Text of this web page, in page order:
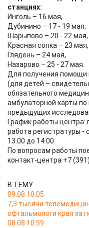
станциях:
Инголь – 16 мая,
Дубинино – 17 - 19 мая,
Шарыпово – 20 - 22 мая,
Красная сопка – 23 мая,
Глядень – 24 мая,
Назарово – 25 - 27 мая.
Для получения помощи
(для детей –
обязательного
амбулаторной карты
предыдущих
График работы центра:
работа регистратуры -
13.00 до 14.00
По вопросам работы
контакт-центра +7
В ТЕМУ
09.08 10:05
7,3 тысячи
офтальмологи края за
08.08 10:59